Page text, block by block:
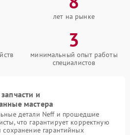
лет на рынке
3
минимальный опыт работы
специалистов
и
мастера
детали Neff и прошедшие
что гарантирует корректную
сохранение гарантийных